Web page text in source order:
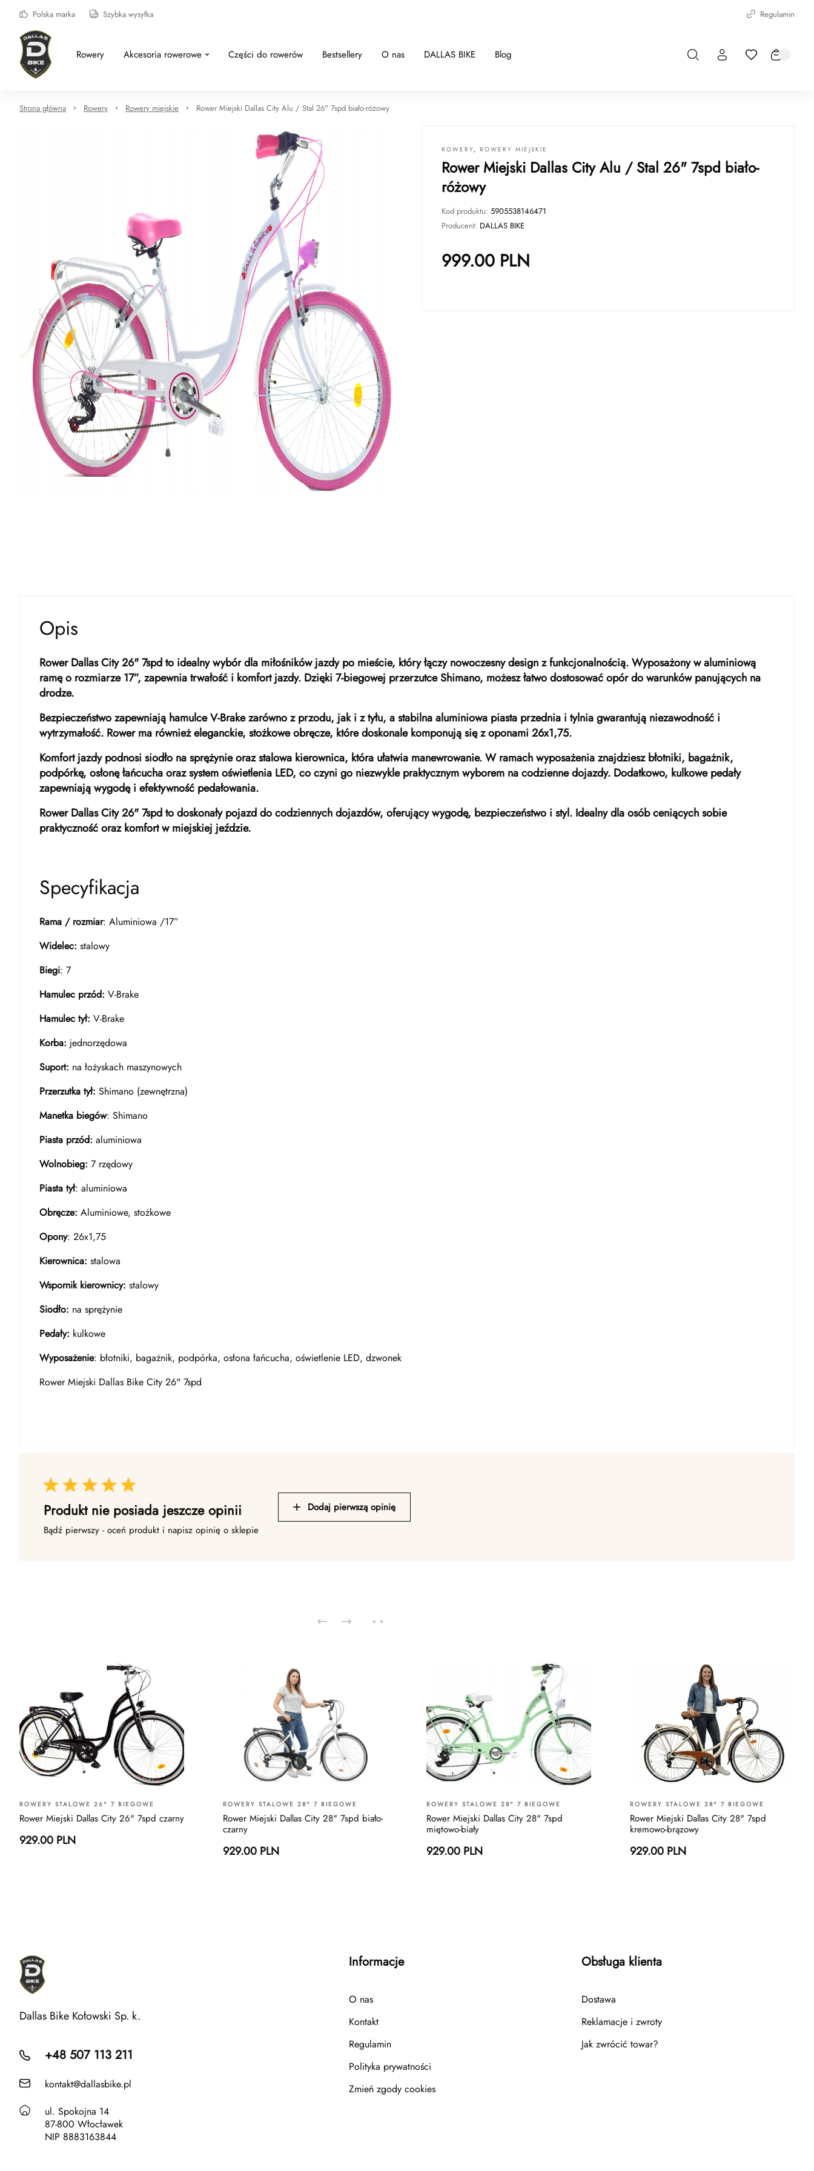
Polska marka Szybka wysyłka Regulamin
Rowery Akcesoria rowerowe Części do rowerów Bestsellery O nas DALLAS BIKE Blog
Strona główna Rowery Rowery miejskie Rower Miejski Dallas City Alu / Stal 26" 7spd biało-różowy
ROWERY, ROWERY MIEJSKIE
Rower Miejski Dallas City Alu / Stal 26" 7spd biało-
różowy
Kod produktu: 5905538146471
Producent: DALLAS BIKE
999.00 PLN
Opis
Rower Dallas City 26" 7spd to idealny wybór dla miłośników jazdy po mieście, który łączy nowoczesny design z funkcjonalnością. Wyposażony w aluminiową
ramę o rozmiarze 17”, zapewnia trwałość i komfort jazdy. Dzięki 7-biegowej przerzutce Shimano, możesz łatwo dostosować opór do warunków panujących na
drodze.
Bezpieczeństwo zapewniają hamulce V-Brake zarówno z przodu, jak i z tyłu, a stabilna aluminiowa piasta przednia i tylnia gwarantują niezawodność i
wytrzymałość. Rower ma również eleganckie, stożkowe obręcze, które doskonale komponują się z oponami 26x1,75.
Komfort jazdy podnosi siodło na sprężynie oraz stalowa kierownica, która ułatwia manewrowanie. W ramach wyposażenia znajdziesz błotniki, bagażnik,
podpórkę, osłonę łańcucha oraz system oświetlenia LED, co czyni go niezwykle praktycznym wyborem na codzienne dojazdy. Dodatkowo, kulkowe pedały
zapewniają wygodę i efektywność pedałowania.
Rower Dallas City 26" 7spd to doskonały pojazd do codziennych dojazdów, oferujący wygodę, bezpieczeństwo i styl. Idealny dla osób ceniących sobie
praktyczność oraz komfort w miejskiej jeździe.
Specyfikacja
Rama / rozmiar: Aluminiowa /17”
Widelec: stalowy
Biegi: 7
Hamulec przód: V-Brake
Hamulec tył: V-Brake
Korba: jednorzędowa
Suport: na łożyskach maszynowych
Przerzutka tył: Shimano (zewnętrzna)
Manetka biegów: Shimano
Piasta przód: aluminiowa
Wolnobieg: 7 rzędowy
Piasta tył: aluminiowa
Obręcze: Aluminiowe, stożkowe
Opony: 26x1,75
Kierownica: stalowa
Wspornik kierownicy: stalowy
Siodło: na sprężynie
Pedały: kulkowe
Wyposażenie: błotniki, bagażnik, podpórka, osłona łańcucha, oświetlenie LED, dzwonek
Rower Miejski Dallas Bike City 26" 7spd
Produkt nie posiada jeszcze opinii
Bądź pierwszy - oceń produkt i napisz opinię o sklepie
Dodaj pierwszą opinię
ROWERY STALOWE 26" 7 BIEGOWE
Rower Miejski Dallas City 26" 7spd czarny
929.00 PLN
ROWERY STALOWE 28" 7 BIEGOWE
Rower Miejski Dallas City 28" 7spd biało-
czarny
929.00 PLN
ROWERY STALOWE 28" 7 BIEGOWE
Rower Miejski Dallas City 28" 7spd
miętowo-biały
929.00 PLN
ROWERY STALOWE 28" 7 BIEGOWE
Rower Miejski Dallas City 28" 7spd
kremowo-brązowy
929.00 PLN
Dallas Bike Kołowski Sp. k.
+48 507 113 211
kontakt@dallasbike.pl
ul. Spokojna 14
87-800 Włocławek
NIP 8883163844
Informacje
O nas
Kontakt
Regulamin
Polityka prywatności
Zmień zgody cookies
Obsługa klienta
Dostawa
Reklamacje i zwroty
Jak zwrócić towar?